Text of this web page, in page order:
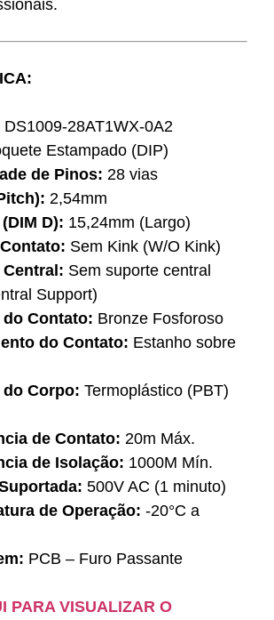
DS1009-28AT1WX-0A2
Estampado (DIP)
de Pinos: 28 vias
2,54mm
D): 15,24mm (Largo)
Sem Kink (W/O Kink)
Sem suporte central
Support)
do Contato: Bronze Fosforoso
do Contato: Estanho sobre
do Corpo: Termoplástico (PBT)
de Contato: 20m Máx.
de Isolação: 1000M Mín.
500V AC (1 minuto)
de Operação: -20°C a
PCB – Furo Passante
PARA VISUALIZAR O